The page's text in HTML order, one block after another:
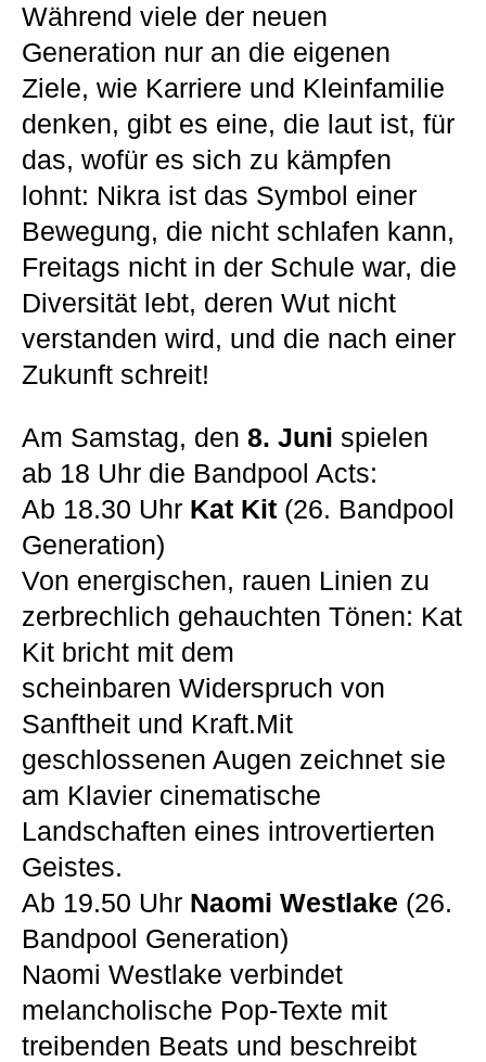
Während viele der neuen
Generation nur an die eigenen
Ziele, wie Karriere und Kleinfamilie
denken, gibt es eine, die laut ist, für
das, wofür es sich zu kämpfen
lohnt: Nikra ist das Symbol einer
Bewegung, die nicht schlafen kann,
Freitags nicht in der Schule war, die
Diversität lebt, deren Wut nicht
verstanden wird, und die nach einer
Zukunft schreit!
Am Samstag, den 8. Juni spielen
ab 18 Uhr die Bandpool Acts:
Ab 18.30 Uhr Kat Kit (26. Bandpool
Generation)
Von energischen, rauen Linien zu
zerbrechlich gehauchten Tönen: Kat
Kit bricht mit dem
scheinbaren Widerspruch von
Sanftheit und Kraft.Mit
geschlossenen Augen zeichnet sie
am Klavier cinematische
Landschaften eines introvertierten
Geistes.
Ab 19.50 Uhr Naomi Westlake (26.
Bandpool Generation)
Naomi Westlake verbindet
melancholische Pop-Texte mit
treibenden Beats und beschreibt